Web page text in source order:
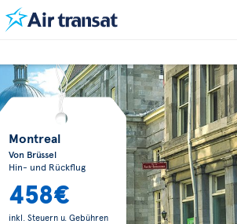
Montreal
Von Brüssel
Hin- und Rückflug
458€
inkl. Steuern u. Gebühren